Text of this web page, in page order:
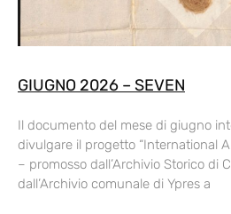
GIUGNO 2026 – SEVEN
Il documento del mese di giugno
divulgare il progetto “International
– promosso dall’Archivio Storico di
dall’Archivio comunale di Ypres a